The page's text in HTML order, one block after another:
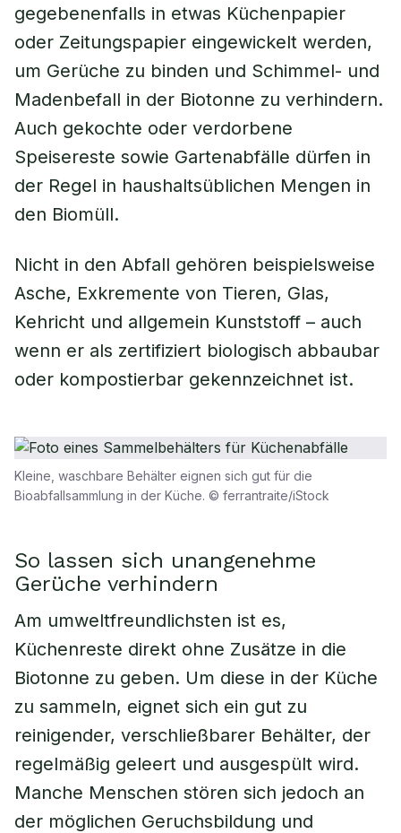
gegebenenfalls in etwas Küchenpapier
oder Zeitungspapier eingewickelt werden,
um Gerüche zu binden und Schimmel- und
Madenbefall in der Biotonne zu verhindern.
Auch gekochte oder verdorbene
Speisereste sowie Gartenabfälle dürfen in
der Regel in haushaltsüblichen Mengen in
den Biomüll.
Nicht in den Abfall gehören beispielsweise
Asche, Exkremente von Tieren, Glas,
Kehricht und allgemein Kunststoff – auch
wenn er als zertifiziert biologisch abbaubar
oder kompostierbar gekennzeichnet ist.
Kleine, waschbare Behälter eignen sich gut für die
Bioabfallsammlung in der Küche. © ferrantraite/iStock
So lassen sich unangenehme
Gerüche verhindern
Am umweltfreundlichsten ist es,
Küchenreste direkt ohne Zusätze in die
Biotonne zu geben. Um diese in der Küche
zu sammeln, eignet sich ein gut zu
reinigender, verschließbarer Behälter, der
regelmäßig geleert und ausgespült wird.
Manche Menschen stören sich jedoch an
der möglichen Geruchsbildung und